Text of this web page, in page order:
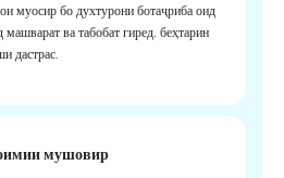
муосир бо духтурони ботаҷриба оид
машварат ва табобат гиред. беҳтарин
дастрас.
мушовир